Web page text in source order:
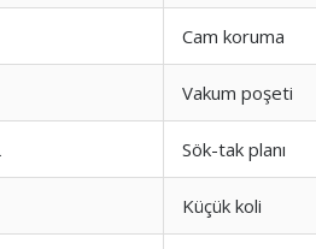
Cam koruma
Vakum poşeti
Sök-tak planı
Küçük koli